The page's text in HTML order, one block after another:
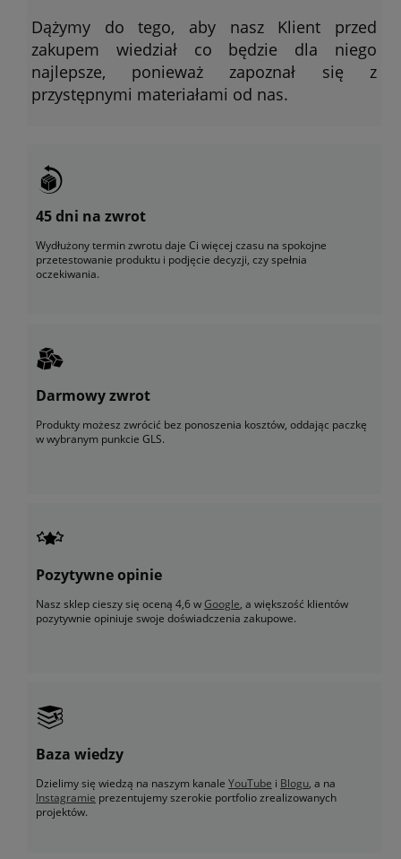
Dążymy do tego, aby nasz Klient przed
zakupem wiedział co będzie dla niego
najlepsze, ponieważ zapoznał się z
przystępnymi materiałami od nas.
45 dni na zwrot
Wydłużony termin zwrotu daje Ci więcej czasu na spokojne
przetestowanie produktu i podjęcie decyzji, czy spełnia
oczekiwania.
Darmowy zwrot
Produkty możesz zwrócić bez ponoszenia kosztów, oddając paczkę
w wybranym punkcie GLS.
Pozytywne opinie
Nasz sklep cieszy się oceną 4,6 wGoogle, a większość klientów
pozytywnie opiniuje swoje doświadczenia zakupowe.
Baza wiedzy
Dzielimy się wiedzą na naszym kanale YouTube i Blogu, a na
Instagramie prezentujemy szerokie portfolio zrealizowanych
projektów.